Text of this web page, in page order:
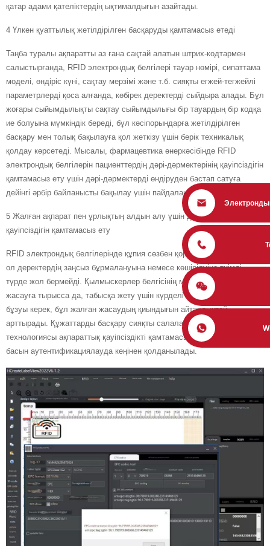
қатар адами қателіктердің ықтималдығын азайтады.
4 Үлкен қуаттылық жетілдірілген басқаруды қамтамасыз етеді
Таңба туралы ақпаратты аз ғана сақтай алатын штрих-кодтармен
салыстырғанда, RFID электрондық белгілері тауар нөмірі, сипаттама
моделі, өндіріс күні, сақтау мерзімі және т.б. сияқты егжей-тегжейлі
параметрлерді қоса алғанда, көбірек деректерді сыйдыра алады. Бұл
жоғары сыйымдылықты сақтау сыйымдылығы бір тауардың бір кодқа
ие болуына мүмкіндік береді, бұл кәсіпорындарға жетілдірілген
басқару мен толық бақылауға қол жеткізу үшін берік техникалық
қолдау көрсетеді. Мысалы, фармацевтика өнеркәсібінде RFID
электрондық белгілерін пациенттердің дәрі-дәрмектерінің қауіпсіздігін
қамтамасыз ету үшін дәрі-дәрмектерді өндіруден бастап сатуға
дейінгі әрбір байланысты бақылау үшін пайдалануға болады.
5 Жалған ақпарат пен ұрлықтың алдын алу үшін деректердің
қауіпсіздігін қамтамасыз ету
RFID электрондық белгілерінде құпия сөзбен қорғау механизмі бар,
ол деректердің заңсыз бұрмалануына немесе көшірілуіне тиімді
түрде жол бермейді. Қылмыскерлер белгісінің мазмұнын жалған
жасауға тырысса да, табысқа жету үшін күрделі шифрлау алгоритмін
бұзуы керек, бұл жалған жасаудың қиындығын айтарлықтай
арттырады. Құжаттарды басқару сияқты салаларда RFID
технологиясы ақпараттық қауіпсіздікті қамтамасыз ету үшін жеке
басын аутентификациялауда кеңінен қолданылады.